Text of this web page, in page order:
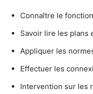
Connaître le
Savoir lire les plans
Appliquer les
Effectuer les
Intervention sur les